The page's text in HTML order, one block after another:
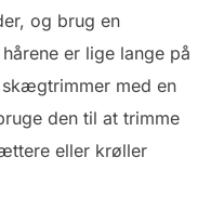
og brug en
er lige lange på
med en
den til at trimme
eller krøller